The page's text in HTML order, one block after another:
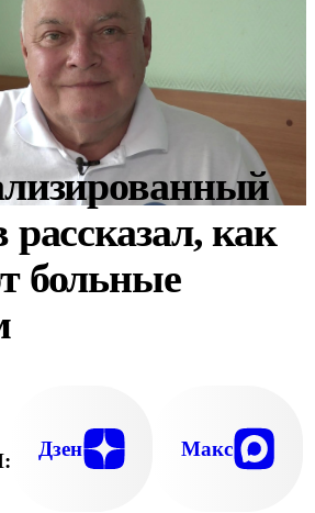
рассказал, как
больные
Дзен Макс